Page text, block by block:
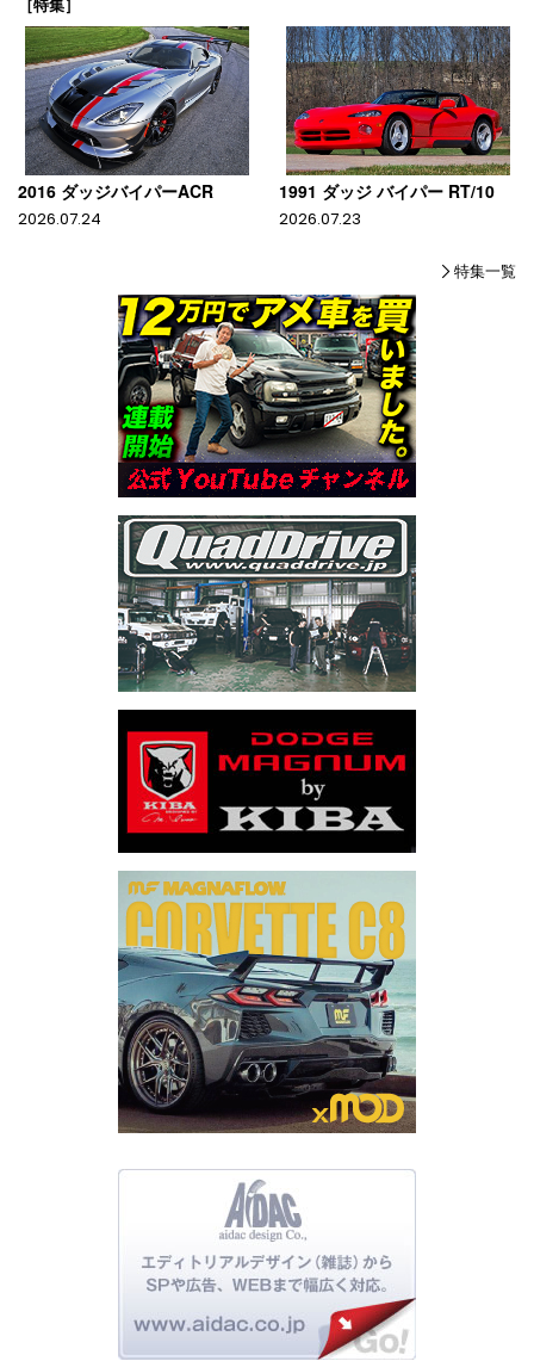
［特集］
2016 ダッジバイパーACR
2026.07.24
1991 ダッジ バイパー RT/10
2026.07.23
特集一覧